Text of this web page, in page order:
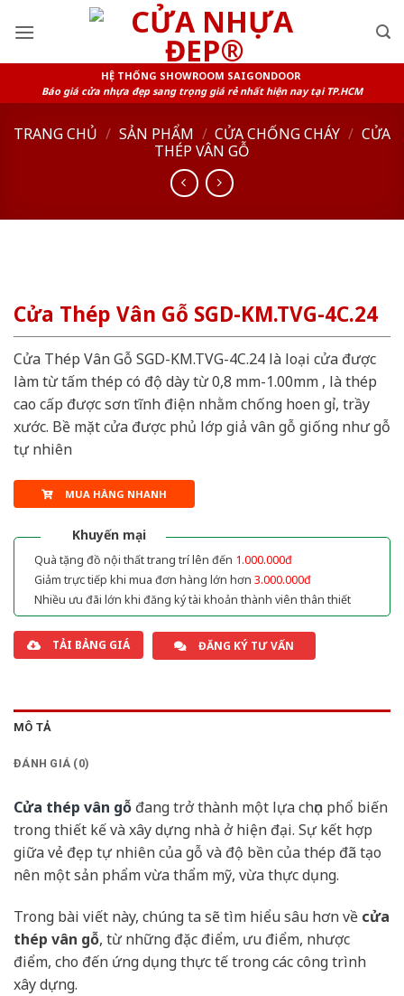
HỆ THỐNG SHOWROOM SAIGONDOOR
Báo giá cửa nhựa đẹp sang trọng giá rẻ nhất hiện nay tại TP.HCM
TRANG CHỦ / SẢN PHẨM / CỬA CHỐNG CHÁY / CỬA
THÉP VÂN GỖ
Cửa Thép Vân Gỗ SGD-KM.TVG-4C.24
Cửa Thép Vân Gỗ SGD-KM.TVG-4C.24 là loại cửa được
làm từ tấm thép có độ dày từ 0,8 mm-1.00mm , là thép
cao cấp được sơn tĩnh điện nhằm chống hoen gỉ, trầy
xước. Bề mặt cửa được phủ lớp giả vân gỗ giống như gỗ
tự nhiên
MUA HÀNG NHANH
Khuyến mại
Quà tặng đồ nội thất trang trí lên đến 1.000.000đ
Giảm trực tiếp khi mua đơn hàng lớn hơn 3.000.000đ
Nhiều ưu đãi lớn khi đăng ký tài khoản thành viên thân thiết
TẢI BẢNG GIÁ ĐĂNG KÝ TƯ VẤN
MÔ TẢ
ĐÁNH GIÁ (0)
Cửa thép vân gỗ đang trở thành một lựa chọn phổ biến
trong thiết kế và xây dựng nhà ở hiện đại. Sự kết hợp
giữa vẻ đẹp tự nhiên của gỗ và độ bền của thép đã tạo
nên một sản phẩm vừa thẩm mỹ, vừa thực dụng.
Trong bài viết này, chúng ta sẽ tìm hiểu sâu hơn về cửa
thép vân gỗ, từ những đặc điểm, ưu điểm, nhược
điểm, cho đến ứng dụng thực tế trong các công trình
xây dựng.